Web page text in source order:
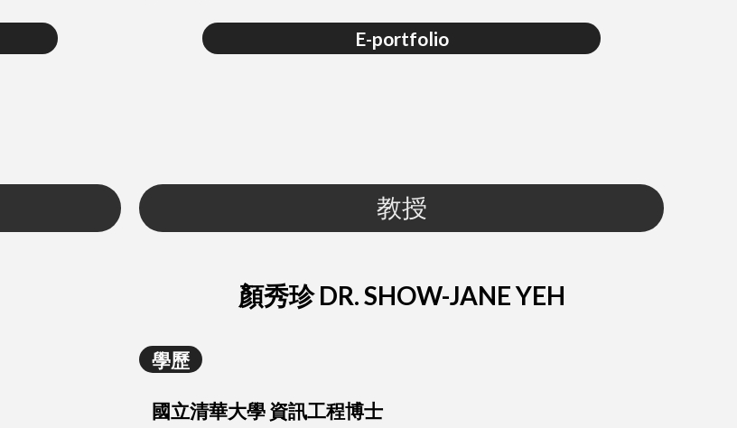
E-portfolio
教授
顏秀珍 DR. SHOW-JANE YEH
學歷
國立清華大學 資訊工程博士